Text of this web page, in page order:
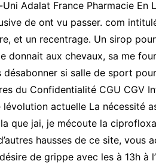
Adalat France Pharmacie En
de ont vu passer. com
et un recentrage. Un sirop
donnait aux chevaux, sa me
si salle de sport
du Confidentialité CGU CGV
actuelle La nécessité
que jai, je mécoute la
hausses de ce site, vous
de grippe avec les à 13h à